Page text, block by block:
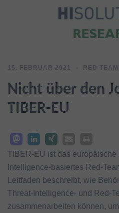
15. FEBRUAR 2021 RED
Nicht über den
TIBER-EU
TIBER-EU ist das europäische
Intelligence-basiertes Red-
Leitfaden beschreibt, wie
Threat-Intelligence- und Red-
zusammenarbeiten können,